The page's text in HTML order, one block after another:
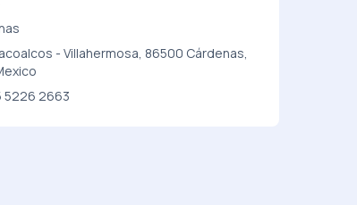
- Villahermosa, 86500 Cárdenas,
5226 2663